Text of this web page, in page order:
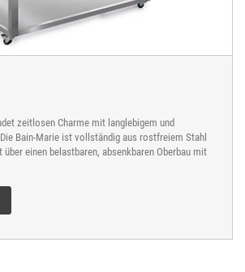
zeitlosen Charme mit langlebigem und
Bain-Marie ist vollständig aus rostfreiem Stahl
einen belastbaren, absenkbaren Oberbau mit